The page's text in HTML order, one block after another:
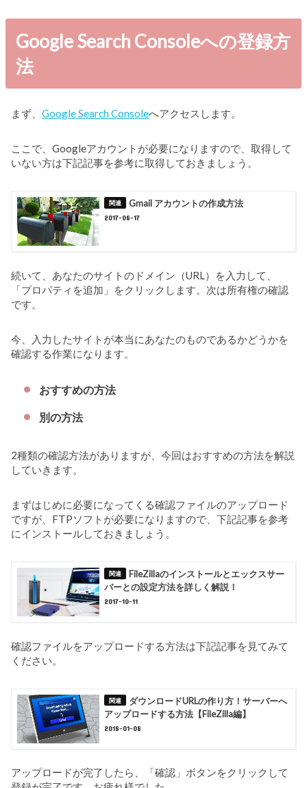
Google Search Consoleへの登録方
法
まず、Google Search Consoleへアクセスします。
ここで、Googleアカウントが必要になりますので、取得して
いない方は下記記事を参考に取得しておきましょう。
Gmail アカウントの作成方法
2017-08-17
続いて、あなたのサイトのドメイン（URL）を入力して、
「プロパティを追加」をクリックします。次は所有権の確認
です。
今、入力したサイトが本当にあなたのものであるかどうかを
確認する作業になります。
おすすめの方法
別の方法
2種類の確認方法がありますが、今回はおすすめの方法を解説
していきます。
まずはじめに必要になってくる確認ファイルのアップロード
ですが、FTPソフトが必要になりますので、下記記事を参考
にインストールしておきましょう。
FileZillaのインストールとエックスサー
バーとの設定方法を詳しく解説！
2017-10-11
確認ファイルをアップロードする方法は下記記事を見てみて
ください。
ダウンロードURLの作り方！サーバーへ
アップロードする方法【FileZilla編】
2018-01-08
アップロードが完了したら、「確認」ボタンをクリックして